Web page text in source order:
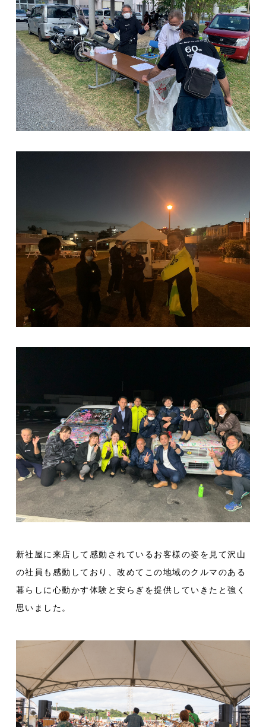
新社屋に来店して感動されているお客様の姿を見て沢山
の社員も感動しており、改めてこの地域のクルマのある
暮らしに心動かす体験と安らぎを提供していきたと強く
思いました。